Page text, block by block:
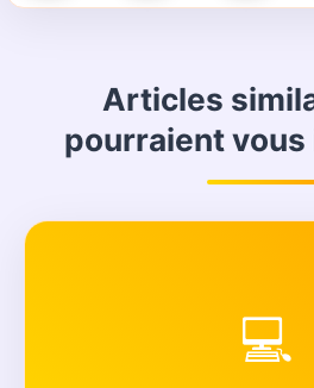
Articles
pourraient
💻